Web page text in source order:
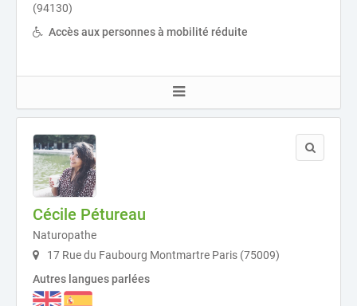
(94130)
Accès aux personnes à mobilité réduite
Cécile Pétureau
Naturopathe
17 Rue du Faubourg Montmartre Paris (75009)
Autres langues parlées